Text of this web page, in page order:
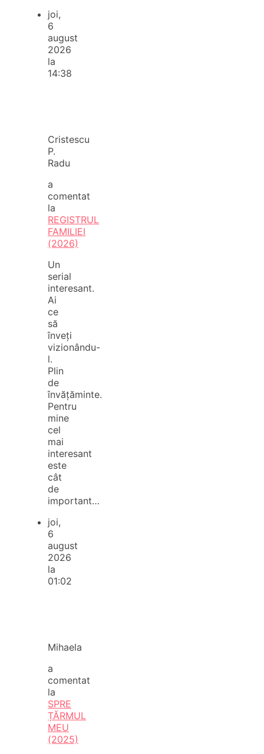
joi,
6
august
2026
la
14:38
Cristescu
P.
Radu
a
comentat
la
REGISTRUL
FAMILIEI
(2026)
Un
serial
interesant.
Ai
ce
să
înveți
vizionându-
l.
Plin
de
învățăminte.
Pentru
mine
cel
mai
interesant
este
cât
de
important…
joi,
6
august
2026
la
01:02
Mihaela
a
comentat
la
SPRE
ȚĂRMUL
MEU
(2025)